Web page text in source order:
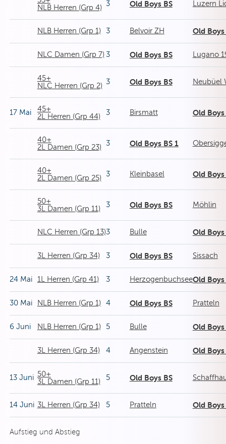
NLB Herren (Grp 4) 3 Old Boys BS Luzern
NLB Herren (Grp 1) 3 Belvoir ZH Old Boys
NLC Damen (Grp 7) 3 Old Boys BS Lugano
45+
NLC Herren (Grp 2) 3 Old Boys BS Neubüel
17 Mai
45+
2L Herren (Grp 44)
3 Birsmatt Old Boys
40+
2L Damen (Grp 23) 3 Old Boys BS 1
40+
2L Damen (Grp 25) 3 Kleinbasel Old Boys
50+
3L Damen (Grp 11)
3 Old Boys BS Möhlin
NLC Herren (Grp 13)3 Bulle Old Boys
3L Herren (Grp 34) 3 Old Boys BS Sissach
24 Mai 1L Herren (Grp 41) 3 HerzogenbuchseeOld Boys
30 Mai NLB Herren (Grp 1) 4 Old Boys BS Pratteln
6 Juni NLB Herren (Grp 1) 5 Bulle Old Boys
3L Herren (Grp 34) 4 Angenstein Old Boys
13 Juni 50+
3L Damen (Grp 11)
5 Old Boys BS
14 Juni 3L Herren (Grp 34) 5 Pratteln Old Boys
Aufstieg und Abstieg